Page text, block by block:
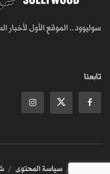
سوليوود.. الموقع الأول لأخبار
تابعنا
سياسة المحتوى